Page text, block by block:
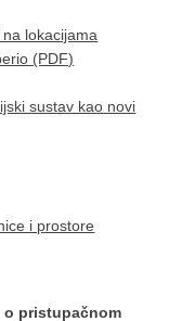
lokacijama
(PDF)
sustav kao novi
i prostore
o pristupačnom